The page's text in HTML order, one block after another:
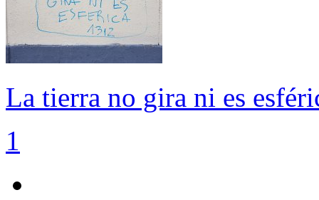
La tierra no gira ni es
1